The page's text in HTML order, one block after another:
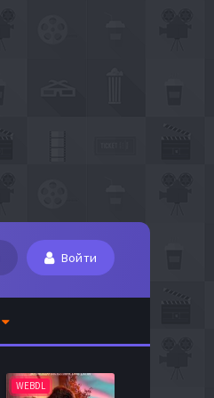
Войти
WEBDL